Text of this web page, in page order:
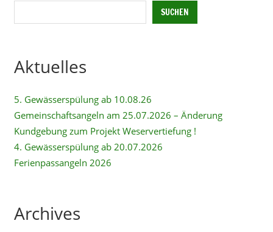
SUCHEN
Aktuelles
5. Gewässerspülung ab 10.08.26
Gemeinschaftsangeln am 25.07.2026 – Änderung
Kundgebung zum Projekt Weservertiefung !
4. Gewässerspülung ab 20.07.2026
Ferienpassangeln 2026
Archives